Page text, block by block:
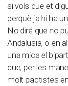
si vols que et
perquè ja hi ha
No diré que no
Andalusia, o en
una mica el
que, per les
molt pactistes